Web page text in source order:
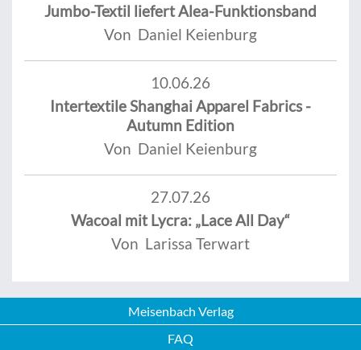
Jumbo-Textil liefert Alea-Funktionsband
Von Daniel Keienburg
10.06.26
Intertextile Shanghai Apparel Fabrics -
Autumn Edition
Von Daniel Keienburg
27.07.26
Wacoal mit Lycra: „Lace All Day“
Von Larissa Terwart
Meisenbach Verlag
FAQ